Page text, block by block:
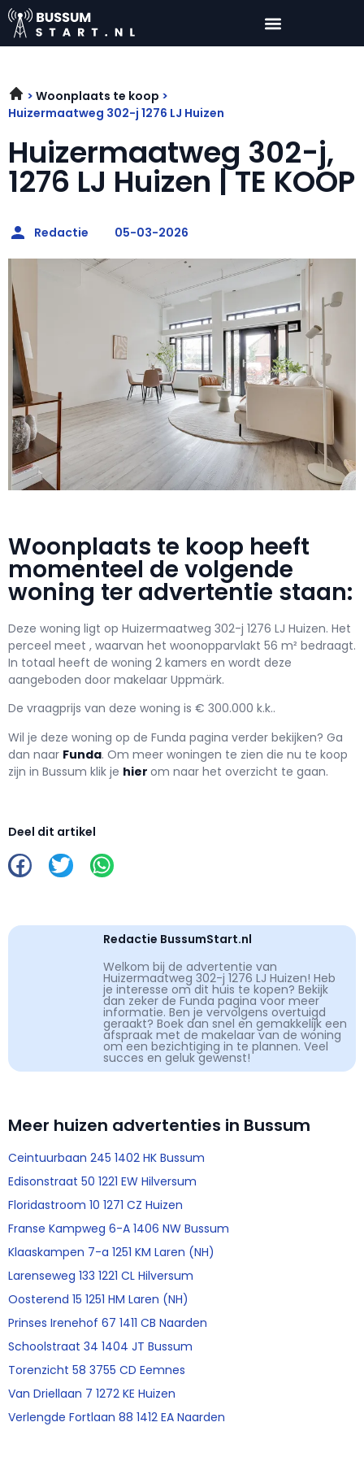
Woonplaats te koop
Huizermaatweg 302-j 1276 LJ Huizen
Huizermaatweg 302-j,
1276 LJ Huizen | TE KOOP
Redactie 05-03-2026
Woonplaats te koop heeft
momenteel de volgende
woning ter advertentie staan:
Deze woning ligt op Huizermaatweg 302-j 1276 LJ Huizen. Het
perceel meet , waarvan het woonopparvlakt 56 m² bedraagt.
In totaal heeft de woning 2 kamers en wordt deze
aangeboden door makelaar Uppmärk.
De vraagprijs van deze woning is € 300.000 k.k..
Wil je deze woning op de Funda pagina verder bekijken? Ga
dan naar Funda. Om meer woningen te zien die nu te koop
zijn in Bussum klik je hier om naar het overzicht te gaan.
Deel dit artikel
Redactie BussumStart.nl
Welkom bij de advertentie van
Huizermaatweg 302-j 1276 LJ Huizen! Heb
je interesse om dit huis te kopen? Bekijk
dan zeker de Funda pagina voor meer
informatie. Ben je vervolgens overtuigd
geraakt? Boek dan snel en gemakkelijk een
afspraak met de makelaar van de woning
om een bezichtiging in te plannen. Veel
succes en geluk gewenst!
Meer huizen advertenties in Bussum
Ceintuurbaan 245 1402 HK Bussum
Edisonstraat 50 1221 EW Hilversum
Floridastroom 10 1271 CZ Huizen
Franse Kampweg 6-A 1406 NW Bussum
Klaaskampen 7-a 1251 KM Laren (NH)
Larenseweg 133 1221 CL Hilversum
Oosterend 15 1251 HM Laren (NH)
Prinses Irenehof 67 1411 CB Naarden
Schoolstraat 34 1404 JT Bussum
Torenzicht 58 3755 CD Eemnes
Van Driellaan 7 1272 KE Huizen
Verlengde Fortlaan 88 1412 EA Naarden